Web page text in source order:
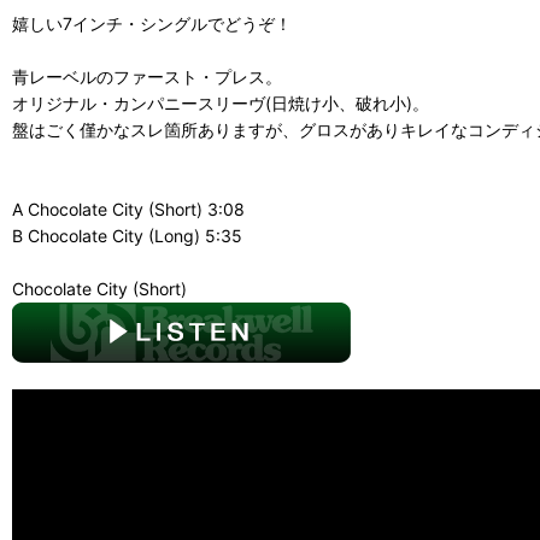
嬉しい7インチ・シングルでどうぞ！
青レーベルのファースト・プレス。
オリジナル・カンパニースリーヴ(日焼け小、破れ小)。
盤はごく僅かなスレ箇所ありますが、グロスがありキレイなコンディ
A Chocolate City (Short) 3:08
B Chocolate City (Long) 5:35
Chocolate City (Short)